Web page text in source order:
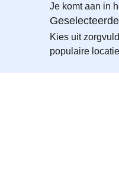
Je komt aan in
Kies uit
populaire